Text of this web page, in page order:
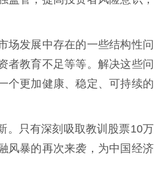
场发展中存在的一些结构性问
者教育不足等等。解决这些问
个更加健康、稳定、可持续的
。只有深刻吸取教训股票10万
风暴的再次来袭，为中国经济